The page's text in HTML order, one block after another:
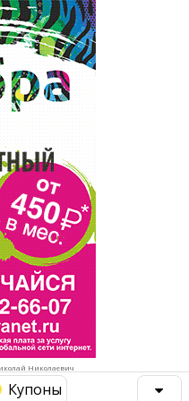
Николаевич
Купоны
Торговля
Бизнес и финансы
Юристы, Экспертиза, Страхование
Ремонт
Социальные организации
Это интересно
Администрация